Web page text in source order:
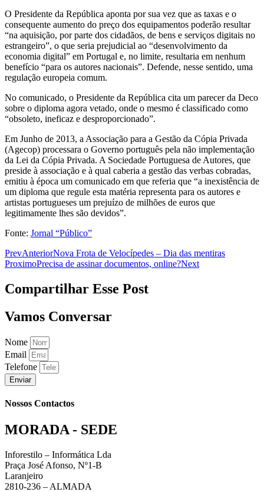
O Presidente da República aponta por sua vez que as taxas e o
consequente aumento do preço dos equipamentos poderão resultar
“na aquisição, por parte dos cidadãos, de bens e serviços digitais no
estrangeiro”, o que seria prejudicial ao “desenvolvimento da
economia digital” em Portugal e, no limite, resultaria em nenhum
benefício “para os autores nacionais”. Defende, nesse sentido, uma
regulação europeia comum.
No comunicado, o Presidente da República cita um parecer da Deco
sobre o diploma agora vetado, onde o mesmo é classificado como
“obsoleto, ineficaz e desproporcionado”.
Em Junho de 2013, a Associação para a Gestão da Cópia Privada
(Agecop) processara o Governo português pela não implementação
da Lei da Cópia Privada. A Sociedade Portuguesa de Autores, que
preside à associação e à qual caberia a gestão das verbas cobradas,
emitiu à época um comunicado em que referia que “a inexistência de
um diploma que regule esta matéria representa para os autores e
artistas portugueses um prejuízo de milhões de euros que
legitimamente lhes são devidos”.
Fonte: Jornal “Público”
PrevAnteriorNova Frota de Velocípedes – Dia das mentiras
ProximoPrecisa de assinar documentos, online?Next
Compartilhar Esse Post
Vamos Conversar
Nome
Email
Telefone
Enviar
Nossos Contactos
MORADA - SEDE
Inforestilo – Informática Lda
Praça José Afonso, Nº1-B
Laranjeiro
2810-236 – ALMADA